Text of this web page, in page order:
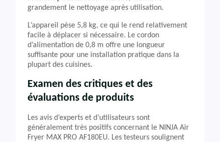
grandement le nettoyage après utilisation.
L’appareil pèse 5,8 kg, ce qui le rend relativement
facile à déplacer si nécessaire. Le cordon
d’alimentation de 0,8 m offre une longueur
suffisante pour une installation pratique dans la
plupart des cuisines.
Examen des critiques et des
évaluations de produits
Les avis d’experts et d’utilisateurs sont
généralement très positifs concernant le NINJA Air
Fryer MAX PRO AF180EU. Les testeurs soulignent